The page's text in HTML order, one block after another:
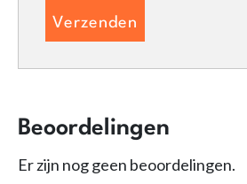
Beoordelingen
Er zijn nog geen beoordelingen.